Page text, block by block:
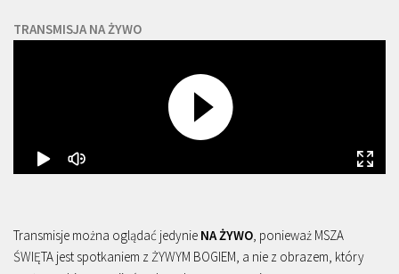
TRANSMISJA NA ŻYWO
Transmisje można oglądać jedynie NA ŻYWO, ponieważ MSZA
ŚWIĘTA jest spotkaniem z ŻYWYM BOGIEM, a nie z obrazem, który